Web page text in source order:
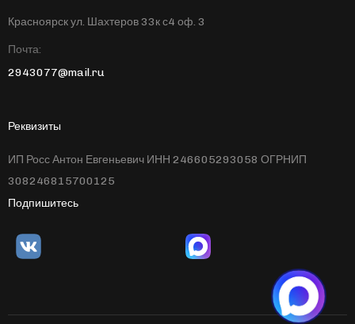
Красноярск ул. Шахтеров 33к с4 оф. 3
Почта:
2943077@mail.ru
Реквизиты
ИП Росс Антон Евгеньевич ИНН 246605293058 ОГРНИП
308246815700125
Подпишитесь